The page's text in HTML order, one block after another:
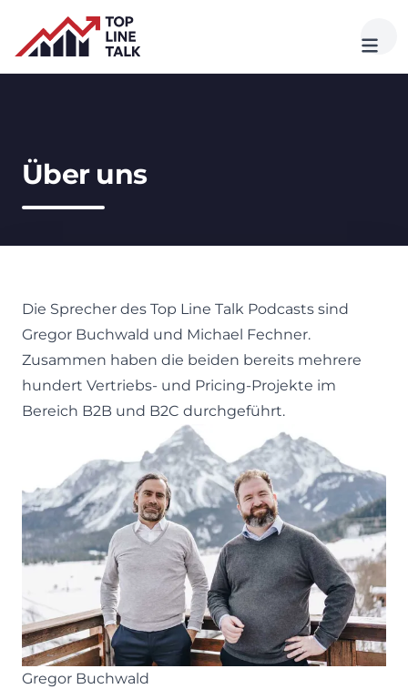
Über uns
Die Sprecher des Top Line Talk Podcasts sind
Gregor Buchwald und Michael Fechner.
Zusammen haben die beiden bereits mehrere
hundert Vertriebs- und Pricing-Projekte im
Bereich B2B und B2C durchgeführt.
Gregor Buchwald